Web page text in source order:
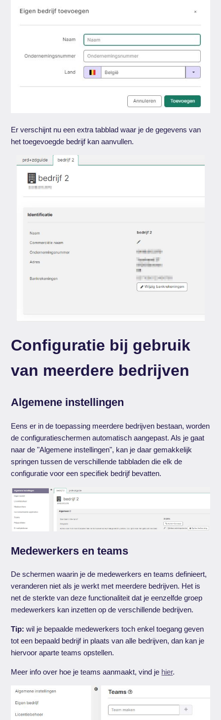
Er verschijnt nu een extra tabblad waar je de gegevens van
het toegevoegde bedrijf kan aanvullen.
Configuratie bij gebruik
van meerdere bedrijven
Algemene instellingen
Eens er in de toepassing meerdere bedrijven bestaan, worden
de configuratieschermen automatisch aangepast. Als je gaat
naar de "Algemene instellingen", kan je daar gemakkelijk
springen tussen de verschillende tabbladen die elk de
configuratie voor een specifiek bedrijf bevatten.
Medewerkers en teams
De schermen waarin je de medewerkers en teams definieert,
veranderen niet als je werkt met meerdere bedrijven. Het is
net de sterkte van deze functionaliteit dat je eenzelfde groep
medewerkers kan inzetten op de verschillende bedrijven.
Tip: wil je bepaalde medewerkers toch enkel toegang geven
tot een bepaald bedrijf in plaats van alle bedrijven, dan kan je
hiervoor aparte teams opstellen.
Meer info over hoe je teams aanmaakt, vind je hier.